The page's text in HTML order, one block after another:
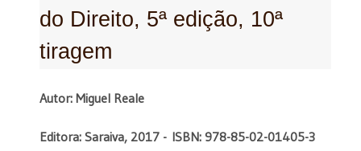
do Direito, 5ª edição, 10ª
tiragem
Autor: Miguel Reale
Editora: Saraiva, 2017 - ISBN: 978-85-02-01405-3